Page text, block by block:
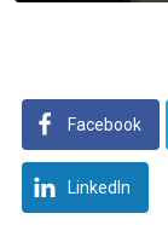
Facebook
LinkedIn